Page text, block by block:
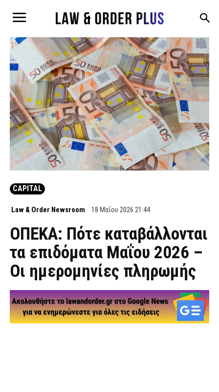
CAPITAL
Law & Order Newsroom 18 Μαΐου 2026 21:44
ΟΠΕΚΑ: Πότε καταβάλλονται
τα επιδόματα Μαΐου 2026 –
Οι ημερομηνίες πληρωμής